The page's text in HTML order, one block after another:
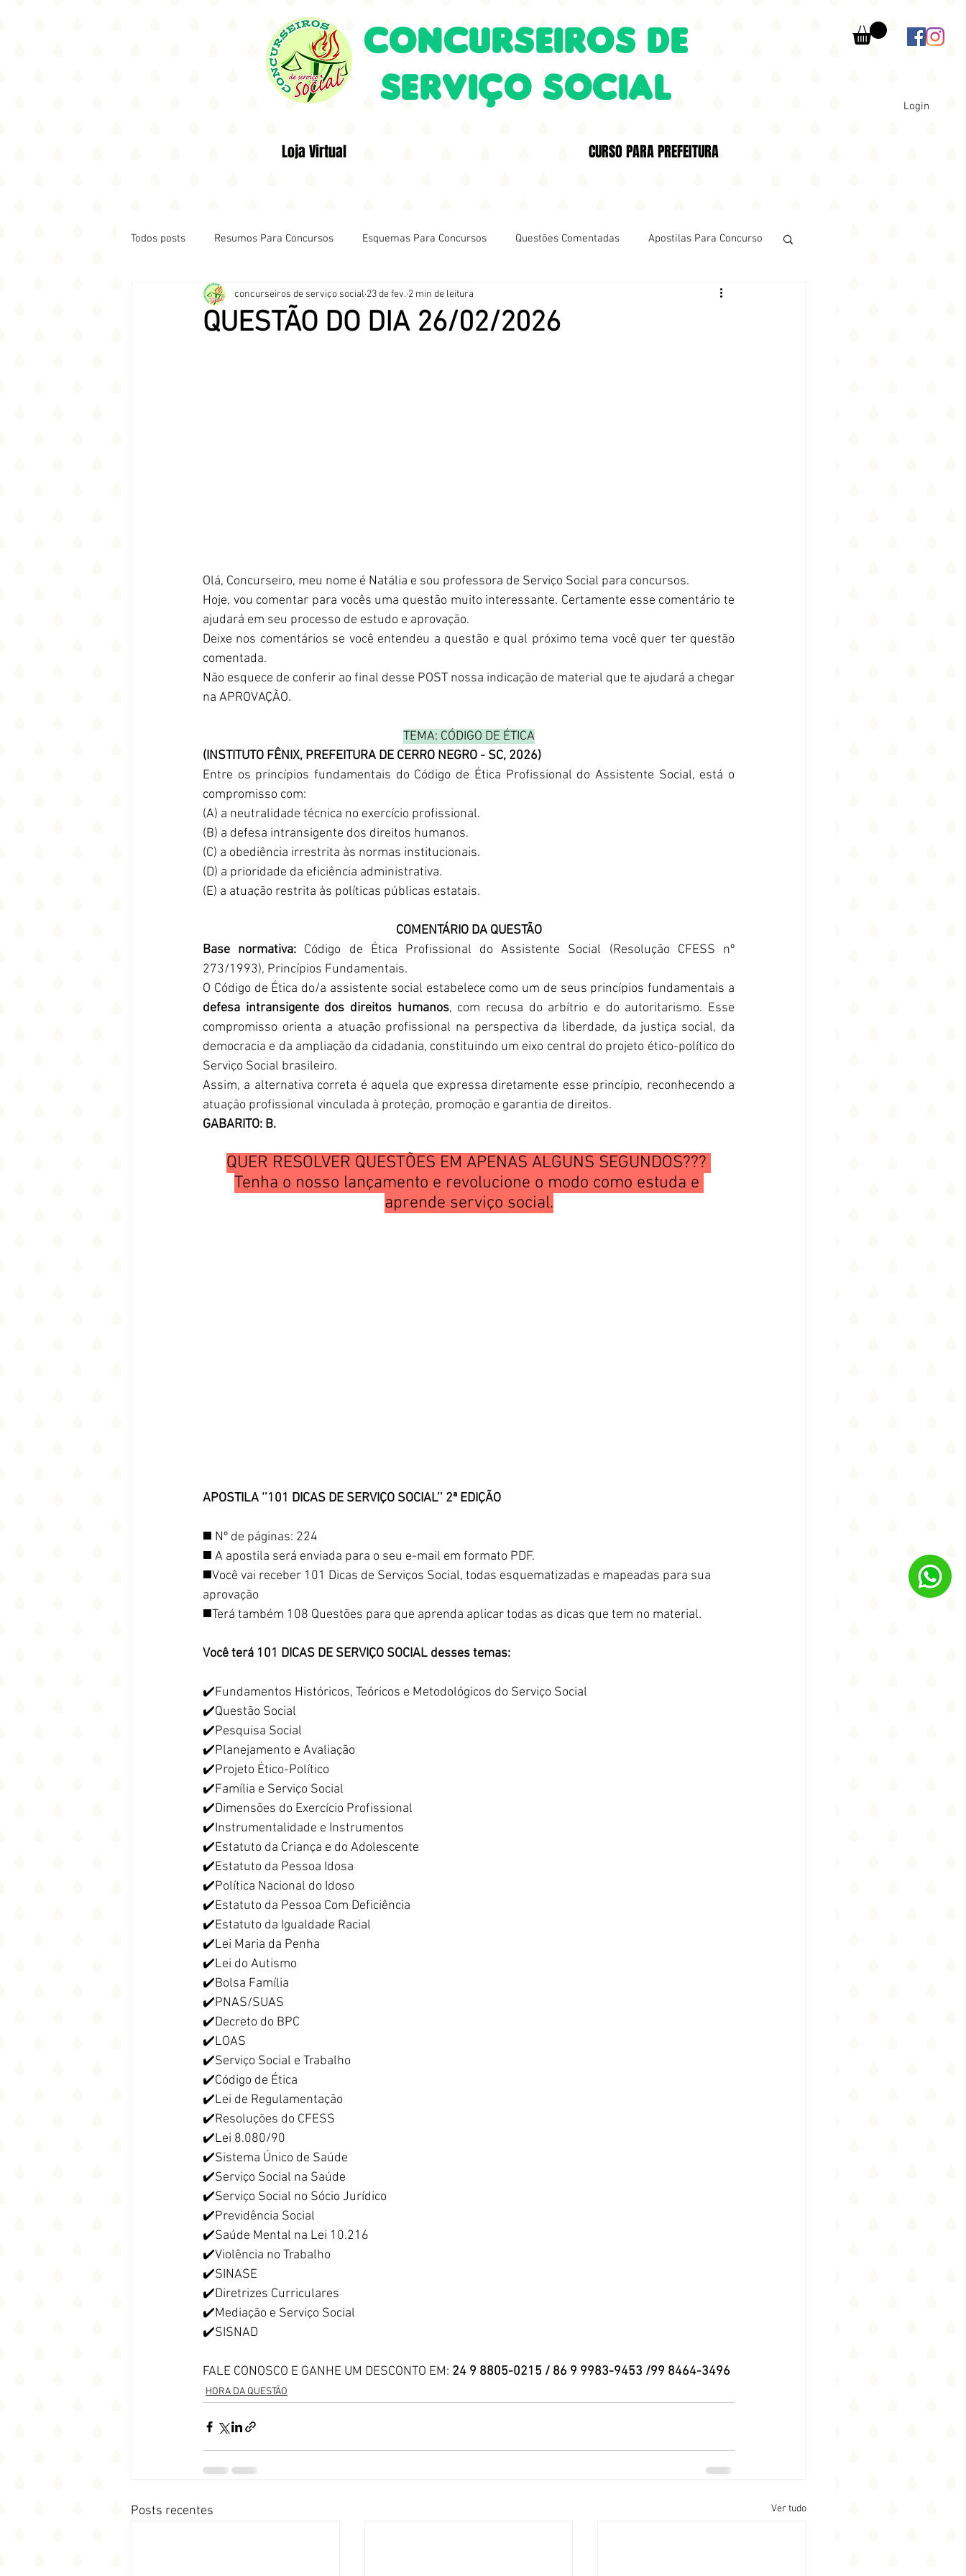
CONCURSEIROS DE
SERVIÇO SOCIAL
Login
Loja Virtual CURSO PARA PREFEITURA
Todos posts Resumos Para Concursos Esquemas Para Concursos Questões Comentadas Apostilas Para Concurso
Notícias de Concursos HORA DA QUESTÃO Aprendendo Com Os Concurseiros
QUESTÃO DO DIA 26/02/2026
concurseiros de serviço social 23 de fev. 2 min de leitura
Olá, Concurseiro, meu nome é Natália e sou professora de Serviço Social para concursos.
Hoje, vou comentar para vocês uma questão muito interessante. Certamente esse comentário te
ajudará em seu processo de estudo e aprovação.
Deixe nos comentários se você entendeu a questão e qual próximo tema você quer ter questão
comentada.
Não esquece de conferir ao final desse POST nossa indicação de material que te ajudará a chegar
na APROVAÇÃO.
TEMA: CÓDIGO DE ÉTICA
(INSTITUTO FÊNIX, PREFEITURA DE CERRO NEGRO - SC, 2026)
Entre os princípios fundamentais do Código de Ética Profissional do Assistente Social, está o
compromisso com:
(A) a neutralidade técnica no exercício profissional.
(B) a defesa intransigente dos direitos humanos.
(C) a obediência irrestrita às normas institucionais.
(D) a prioridade da eficiência administrativa.
(E) a atuação restrita às políticas públicas estatais.
COMENTÁRIO DA QUESTÃO
Base normativa: Código de Ética Profissional do Assistente Social (Resolução CFESS nº
273/1993), Princípios Fundamentais.
defesa intransigente dos direitos humanos, com recusa do arbítrio e do autoritarismo. Esse
compromisso orienta a atuação profissional na perspectiva da liberdade, da justiça social, da
democracia e da ampliação da cidadania, constituindo um eixo central do projeto ético-político do
Serviço Social brasileiro.
Assim, a alternativa correta é aquela que expressa diretamente esse princípio, reconhecendo a
atuação profissional vinculada à proteção, promoção e garantia de direitos.
GABARITO: B.
QUER RESOLVER QUESTÕES EM APENAS ALGUNS SEGUNDOS???
Tenha o nosso lançamento e revolucione o modo como estuda e
aprende serviço social.
APOSTILA ‘’101 DICAS DE SERVIÇO SOCIAL’’ 2ª EDIÇÃO
◼️ Nº de páginas: 224
◼️ A apostila será enviada para o seu e-mail em formato PDF.
◼️Você vai receber 101 Dicas de Serviços Social, todas esquematizadas e mapeadas para sua
aprovação
◼️Terá também 108 Questões para que aprenda aplicar todas as dicas que tem no material.
Você terá 101 DICAS DE SERVIÇO SOCIAL desses temas:
✔️Fundamentos Históricos, Teóricos e Metodológicos do Serviço Social
✔️Questão Social
✔️Pesquisa Social
✔️Planejamento e Avaliação
✔️Projeto Ético-Político
✔️Família e Serviço Social
✔️Dimensões do Exercício Profissional
✔️Instrumentalidade e Instrumentos
✔️Estatuto da Criança e do Adolescente
✔️Estatuto da Pessoa Idosa
✔️Política Nacional do Idoso
✔️Estatuto da Pessoa Com Deficiência
✔️Estatuto da Igualdade Racial
✔️Lei Maria da Penha
✔️Lei do Autismo
✔️Bolsa Família
✔️PNAS/SUAS
✔️Decreto do BPC
✔️LOAS
✔️Serviço Social e Trabalho
✔️Código de Ética
✔️Lei de Regulamentação
✔️Resoluções do CFESS
✔️Lei 8.080/90
✔️Sistema Único de Saúde
✔️Serviço Social na Saúde
✔️Serviço Social no Sócio Jurídico
✔️Previdência Social
✔️Saúde Mental na Lei 10.216
✔️Violência no Trabalho
✔️SINASE
✔️Diretrizes Curriculares
✔️Mediação e Serviço Social
✔️SISNAD
FALE CONOSCO E GANHE UM DESCONTO EM: 24 9 8805-0215 / 86 9 9983-9453 /99 8464-3496
HORA DA QUESTÃO
Posts recentes Ver tudo